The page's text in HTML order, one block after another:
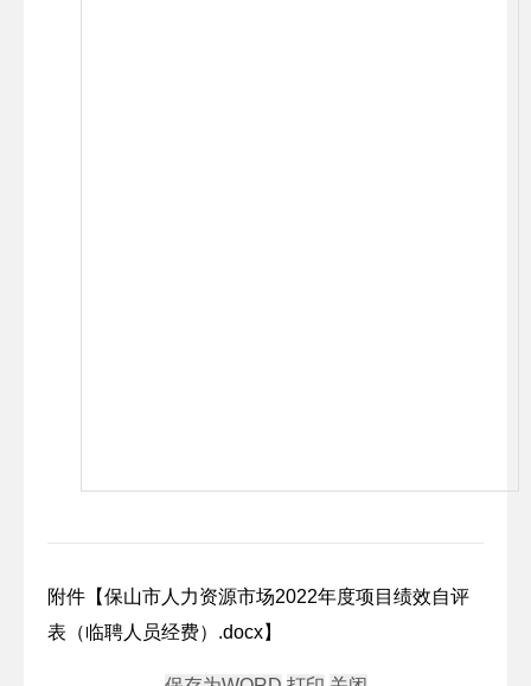
附件【保山市人力资源市场2022年度项目绩效自评
表（临聘人员经费）.docx】